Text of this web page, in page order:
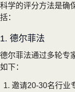
科学的评分方法是确
括：
1. 德尔菲法
德尔菲法通过多轮专
如下：
邀请20-30名行业